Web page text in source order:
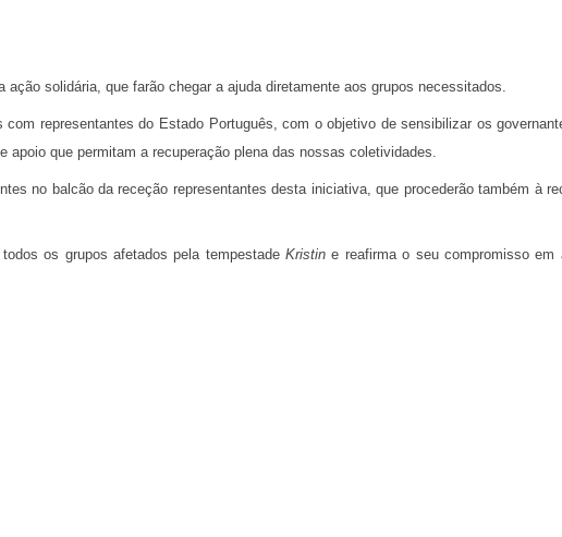
solidária, que farão chegar a ajuda diretamente aos grupos necessitados.
representantes do Estado Português, com o objetivo de sensibilizar os
que permitam a recuperação plena das nossas coletividades.
no balcão da receção representantes desta iniciativa, que procederão também à
os grupos afetados pela tempestadeKristin e reafirma o seu compromisso em